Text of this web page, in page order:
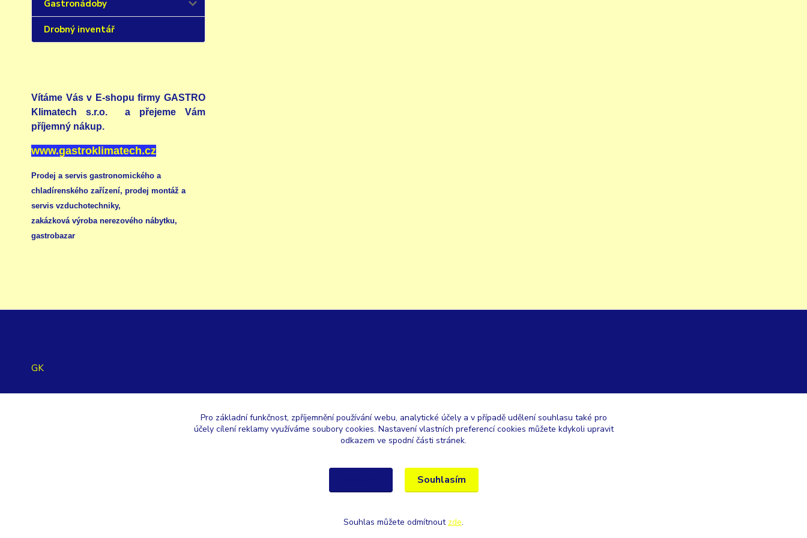
Gastronádoby
Drobný inventář
Vítáme Vás v E-shopu firmy GASTRO
Klimatech s.r.o. a přejeme Vám
příjemný nákup.
www.gastroklimatech.cz
Prodej a servis gastronomického a
chladírenského zařízení, prodej montáž a
servis vzduchotechniky,
zakázková výroba nerezového nábytku,
gastrobazar
GK
Pro základní funkčnost, zpříjemnění používání webu, analytické účely a v případě udělení souhlasu také pro
účely cílení reklamy využíváme soubory cookies. Nastavení vlastních preferencí cookies můžete kdykoli upravit
odkazem ve spodní části stránek.
Souhlasím
Souhlas můžete odmítnout zde.